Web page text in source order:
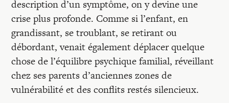
Colloque
Mon panier
description d’un symptôme, on y devine une
crise plus profonde. Comme si l’enfant, en
grandissant, se troublant, se retirant ou
débordant, venait également déplacer quelque
chose de l’équilibre psychique familial, réveillant
chez ses parents d’anciennes zones de
vulnérabilité et des conflits restés silencieux.